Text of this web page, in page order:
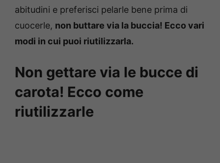
abitudini e preferisci pelarle bene prima di
cuocerle, non buttare via la buccia! Ecco vari
modi in cui puoi riutilizzarla.
Non gettare via le bucce di
carota! Ecco come
riutilizzarle